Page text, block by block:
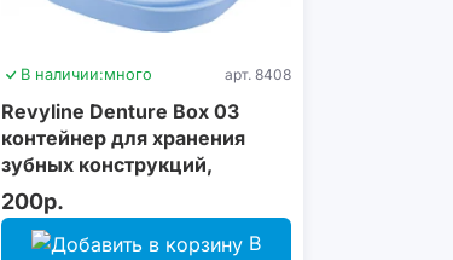
В наличии:много арт. 8408
Revyline Denture Box 03
контейнер для хранения
зубных конструкций,
голубой
200р.
В